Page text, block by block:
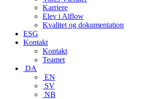
Karriere
Elev i Alflow
Kvalitet og dokumentation
ESG
Kontakt
Kontakt
Teamet
DA
EN
SV
NB